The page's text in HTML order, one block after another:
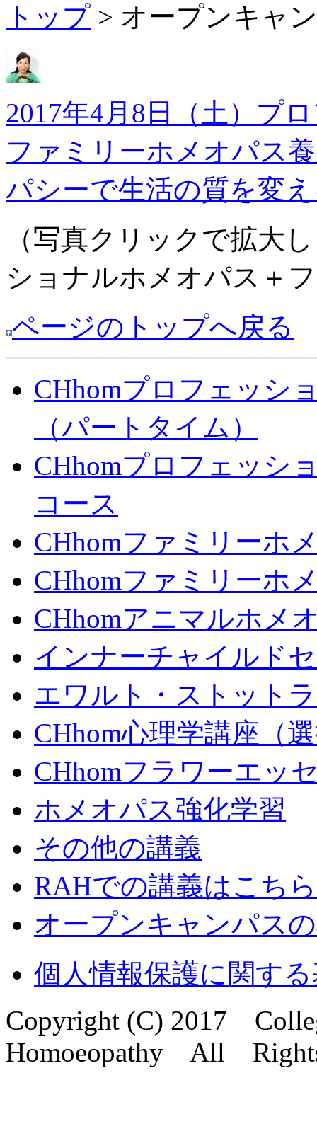
トップ > オープンキャ
2017年4月8日（土）プ
ファミリーホメオパス
パシーで生活の質を変
（写真クリックで拡大
ショナルホメオパス＋
ページのトップへ戻る
CHhomプロフェッシ
（パートタイム）
CHhomプロフェッシ
コース
CHhomファミリーホ
CHhomファミリーホ
CHhomアニマルホメ
インナーチャイルド
エワルト・ストット
CHhom心理学講座（
CHhomフラワーエッ
ホメオパス強化学習
その他の講義
RAHでの講義はこちら
オープンキャンパス
個人情報保護に関す
Copyright (C) 2017
Homoeopathy All